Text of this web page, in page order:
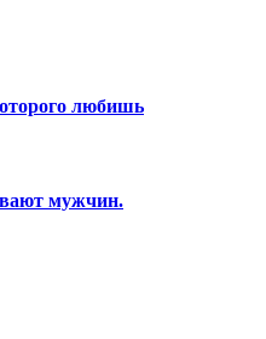
любишь
мужчин.